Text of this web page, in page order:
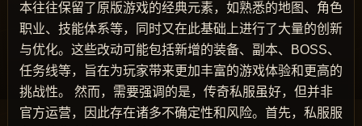
本往往保留了原版游戏的经典元素，如熟悉的地图、角色
职业、技能体系等，同时又在此基础上进行了大量的创新
与优化。这些改动可能包括新增的装备、副本、BOSS、
任务线等，旨在为玩家带来更加丰富的游戏体验和更高的
挑战性。 然而，需要强调的是，传奇私服虽好，但并非
官方运营，因此存在诸多不确定性和风险。首先，私服服